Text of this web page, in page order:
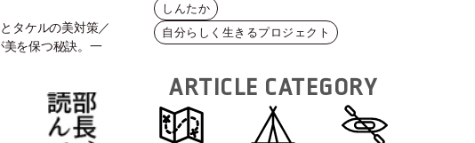
タケルの美対策／
を保つ秘訣。一
しんたか
自分らしく生きるプロジェクト
ARTICLE CATEGORY